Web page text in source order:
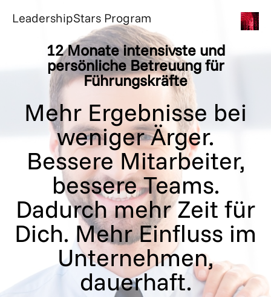
LeadershipStars Program
12 Monate intensivste und
persönliche Betreuung für
Führungskräfte
Mehr Ergebnisse bei
weniger Ärger.
Bessere Mitarbeiter,
bessere Teams.
Dadurch mehr Zeit für
Dich. Mehr Einfluss im
Unternehmen,
dauerhaft.